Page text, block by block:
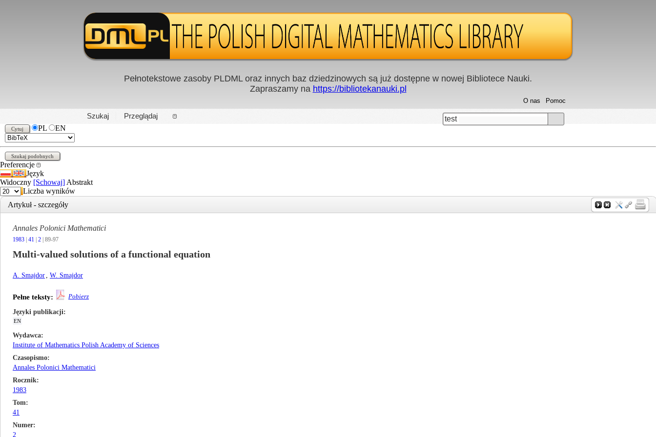
PL|EN
Pełnotekstowe zasoby PLDML oraz innych baz dziedzinowych są już dostępne w nowej Bibliotece Nauki.
Zapraszamy na https://bibliotekanauki.pl
Szukaj Przeglądaj
Pomoc
O nas
test
PL
EN
Preferencje
Język
Widoczny [Schowaj] Abstrakt
Liczba wyników
Artykuł - szczegóły
Annales Polonici Mathematici
1983 41 2 | 89-97
Multi-valued solutions of a functional equation
A. Smajdor , W. Smajdor
Pełne teksty: Pobierz
Języki publikacji
EN
Wydawca
Institute of Mathematics Polish Academy of Sciences
Czasopismo
Annales Polonici Mathematici
Rocznik
1983
Tom
41
Numer
2